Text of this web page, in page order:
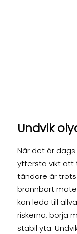
Undvik
När det är
yttersta vikt att
tändare är
brännbart
kan leda till
riskerna, börja
stabil yta.